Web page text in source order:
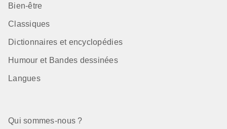
Bien-être
Classiques
Dictionnaires et encyclopédies
Humour et Bandes dessinées
Langues
Qui sommes-nous ?